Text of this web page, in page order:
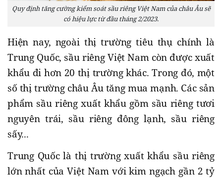
Quy định tăng cường kiểm soát sầu riêng Việt Nam của châu Âu sẽ
có hiệu lực từ đầu tháng 2/2023.
Hiện nay, ngoài thị trường tiêu thụ chính là
Trung Quốc, sầu riêng Việt Nam còn được xuất
khẩu đi hơn 20 thị trường khác. Trong đó, một
số thị trường châu Âu tăng mua mạnh. Các sản
phẩm sầu riêng xuất khẩu gồm sầu riêng tươi
nguyên trái, sầu riêng đông lạnh, sầu riêng
sấy...
Trung Quốc là thị trường xuất khẩu sầu riêng
lớn nhất của Việt Nam với kim ngạch gần 2 tỷ